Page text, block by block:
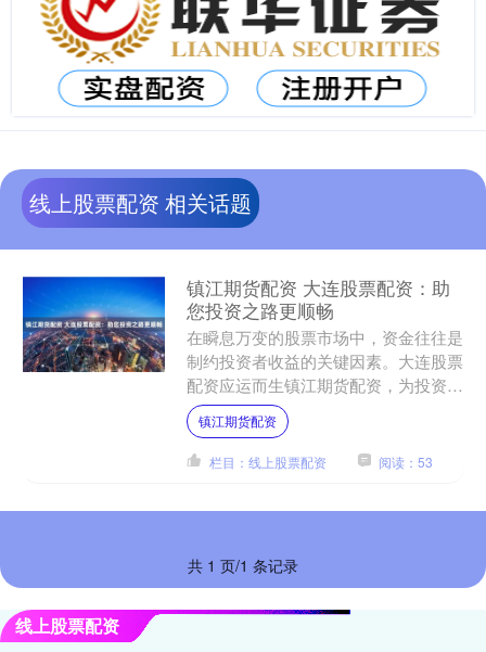
线上股票配资 相关话题
镇江期货配资 大连股票配资：助
您投资之路更顺畅
在瞬息万变的股票市场中，资金往往是
制约投资者收益的关键因素。大连股票
配资应运而生镇江期货配资，为投资者
提供了杠杆资金，助力其放大收益。 1.
**选择券商：**....
镇江期货配资
栏目：线上股票配资 阅读：53
共 1 页/1 条记录
线上股票配资